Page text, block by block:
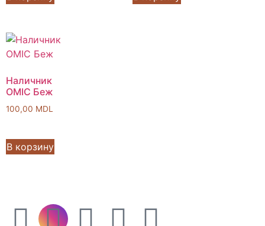
Наличник
OMIC Беж
100,00 MDL
В корзину